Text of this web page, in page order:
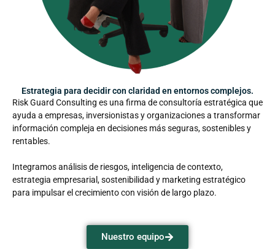
Estrategia para decidir con claridad en entornos complejos.
Risk Guard Consulting es una firma de consultoría estratégica que
ayuda a empresas, inversionistas y organizaciones a transformar
información compleja en decisiones más seguras, sostenibles y
rentables.
Integramos análisis de riesgos, inteligencia de contexto,
estrategia empresarial, sostenibilidad y marketing estratégico
para impulsar el crecimiento con visión de largo plazo.
Nuestro equipo